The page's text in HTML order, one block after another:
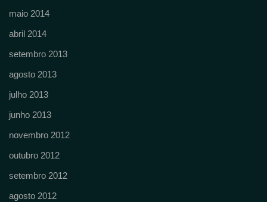
maio 2014
abril 2014
setembro 2013
agosto 2013
julho 2013
junho 2013
novembro 2012
outubro 2012
setembro 2012
agosto 2012